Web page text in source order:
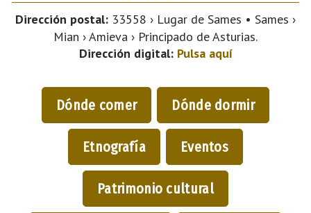
Dirección postal: 33558 › Lugar de Sames • Sames ›
Mian › Amieva › Principado de Asturias.
Dirección digital: Pulsa aquí
Dónde comer Dónde dormir
Etnografía Eventos
Patrimonio cultural